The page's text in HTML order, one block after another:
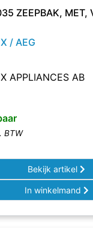
ZEEPBAK, MET,
/ AEG
APPLIANCES AB
BTW
Bekijk artikel
In winkelmand